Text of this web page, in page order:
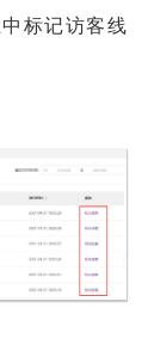
标记访客线